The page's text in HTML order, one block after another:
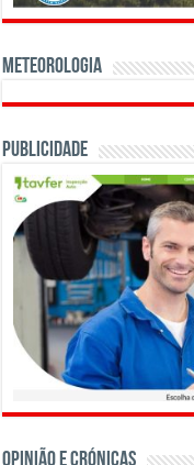
Meteorologia
Publicidade
OPINIÃO E CRÓNICAS